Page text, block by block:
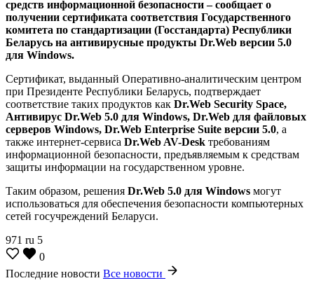
средств информационной безопасности – сообщает о
получении сертификата соответствия Государственного
комитета по стандартизации (Госстандарта) Республики
Беларусь на антивирусные продукты Dr.Web версии 5.0
для Windows.
Сертификат, выданный Оперативно-аналитическим центром
при Президенте Республики Беларусь, подтверждает
соответствие таких продуктов как Dr.Web Security Space,
Антивирус Dr.Web 5.0 для Windows, Dr.Web для файловых
серверов Windows, Dr.Web Enterprise Suite версии 5.0, а
также интернет-сервиса Dr.Web AV-Desk требованиям
информационной безопасности, предъявляемым к средствам
защиты информации на государственном уровне.
Таким образом, решения Dr.Web 5.0 для Windows могут
использоваться для обеспечения безопасности компьютерных
сетей госучреждений Беларуси.
971 ru 5
0
Последние новости Все новости